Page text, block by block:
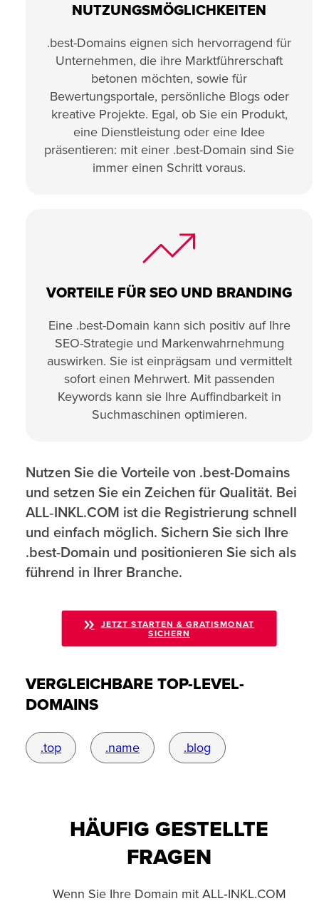
NUTZUNGSMÖGLICHKEITEN
.best-Domains eignen sich hervorragend für
Unternehmen, die ihre Marktführerschaft
betonen möchten, sowie für
Bewertungsportale, persönliche Blogs oder
kreative Projekte. Egal, ob Sie ein Produkt,
eine Dienstleistung oder eine Idee
präsentieren: mit einer .best-Domain sind Sie
immer einen Schritt voraus.
VORTEILE FÜR SEO UND BRANDING
Eine .best-Domain kann sich positiv auf Ihre
SEO-Strategie und Markenwahrnehmung
auswirken. Sie ist einprägsam und vermittelt
sofort einen Mehrwert. Mit passenden
Keywords kann sie Ihre Auffindbarkeit in
Suchmaschinen optimieren.
Nutzen Sie die Vorteile von .best-Domains
und setzen Sie ein Zeichen für Qualität. Bei
ALL‑INKL.COM ist die Registrierung schnell
und einfach möglich. Sichern Sie sich Ihre
.best-Domain und positionieren Sie sich als
führend in Ihrer Branche.
JETZT STARTEN & GRATISMONAT
SICHERN
VERGLEICHBARE TOP-LEVEL-
DOMAINS
.top .name .blog
HÄUFIG GESTELLTE
FRAGEN
Wenn Sie Ihre Domain mit ALL‑INKL.COM